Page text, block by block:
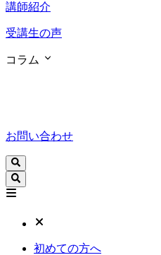
講師紹介
受講生の声
コラム
お問い合わせ
初めての方へ